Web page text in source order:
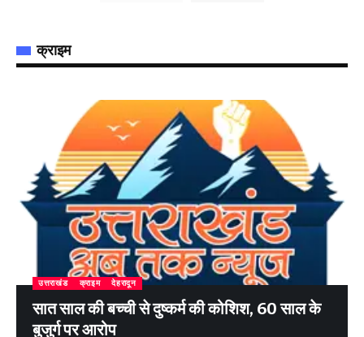
क्राइम
उत्तराखंड क्राइम देहरादून
सात साल की बच्ची से दुष्कर्म की कोशिश, 60 साल के
बुजुर्ग पर आरोप